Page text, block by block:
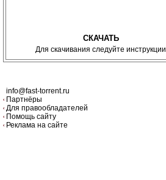
СКАЧАТЬ
Для скачивания следуйте инструкции
info@fast-torrent.ru
Партнёры
Для правообладателей
Помощь сайту
Реклама на сайте